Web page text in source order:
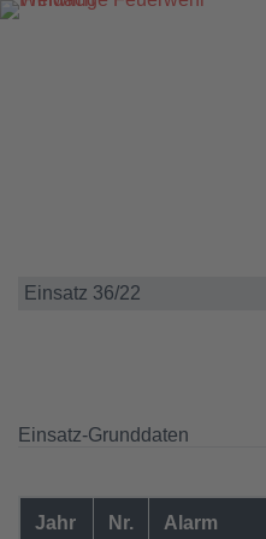
Zum
Einsatz 36/22
Einsatz-Grunddaten
Jahr Nr. Alarm